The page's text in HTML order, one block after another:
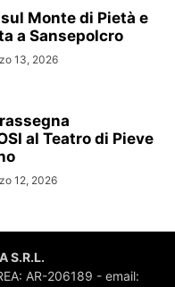
Monte di Pietà e
a Sansepolcro
13, 2026
al Teatro di Pieve
12, 2026
S.R.L.
AR-206189 - email: